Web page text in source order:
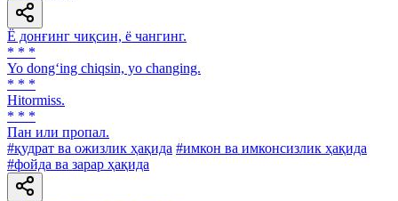
Ё донғинг чиқсин, ё чангинг.
* * *
Yo dong‘ing chiqsin, yo changing.
* * *
Hitormiss.
* * *
Пан или пропал.
#қудрат ва ожизлик ҳақида #имкон ва имконсизлик ҳақида
#фойда ва зарар ҳақида